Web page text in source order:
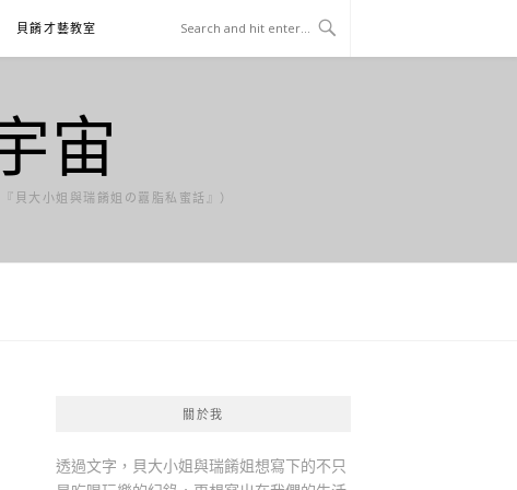
貝餚才藝教室
宙
貝大小姐與瑞餚姐の囂脂私蜜話』）
關於我
透過文字，貝大小姐與瑞餚姐想寫下的不只